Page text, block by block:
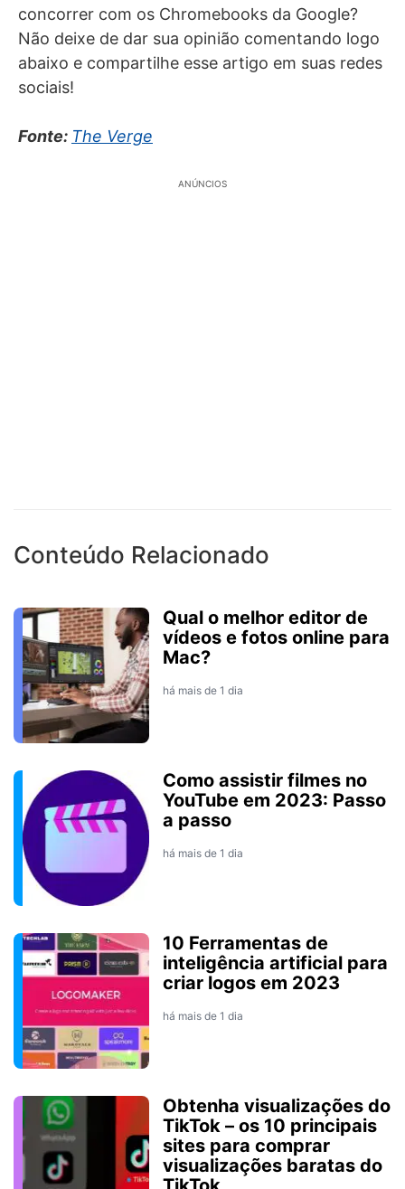
concorrer com os Chromebooks da Google?
Não deixe de dar sua opinião comentando logo
abaixo e compartilhe esse artigo em suas redes
sociais!
Fonte: The Verge
ANÚNCIOS
Conteúdo Relacionado
Qual o melhor editor de
vídeos e fotos online para
Mac?
há mais de 1 dia
Como assistir filmes no
YouTube em 2023: Passo
a passo
há mais de 1 dia
10 Ferramentas de
inteligência artificial para
criar logos em 2023
há mais de 1 dia
Obtenha visualizações do
TikTok – os 10 principais
sites para comprar
visualizações baratas do